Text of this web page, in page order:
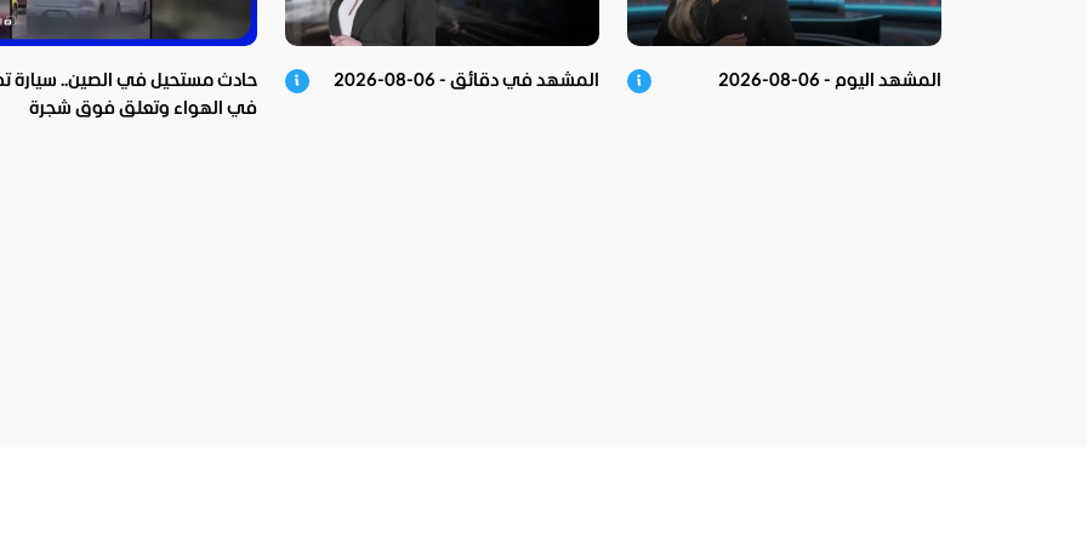
المشهد اليوم - 06-08-2026 المشهد في دقائق - 06-08-2026
حادث مستحيل في الصين.. سيارة
في الهواء وتعلق فوق شجرة